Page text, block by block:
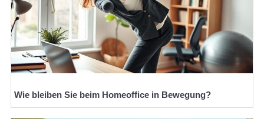
Wie bleiben Sie beim Homeoffice in Bewegung?